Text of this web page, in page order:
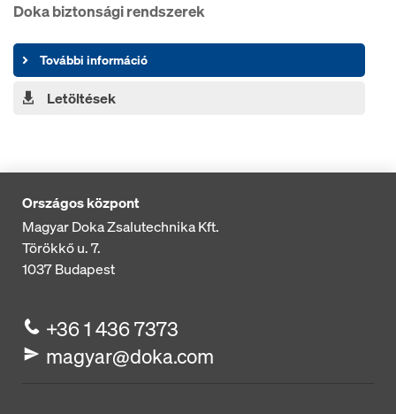
Doka biztonsági rendszerek
További információ
Letöltések
Országos központ
Magyar Doka Zsalutechnika Kft.
Törökkő u. 7.
1037Budapest
+36 1 436 7373
magyar@doka.com